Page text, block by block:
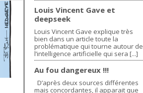
Louis Vincent Gave et
deepseek
Louis Vincent Gave explique très
bien dans un article toute la
problématique qui tourne autour de
l’intelligence artificielle qui sera [...]
Au fou dangereux !!!
D’après deux sources différentes
mais concordantes, il apparait que